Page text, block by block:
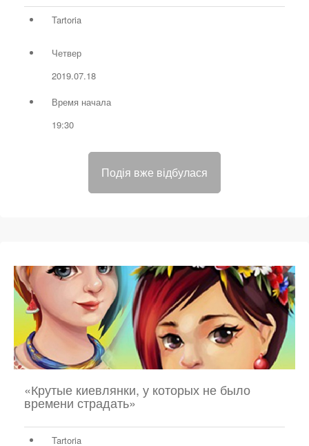
Tartoria
Четвер
2019.07.18
Время начала
19:30
Подія вже відбулася
«Крутые киевлянки, у которых не было
времени страдать»
Tartoria